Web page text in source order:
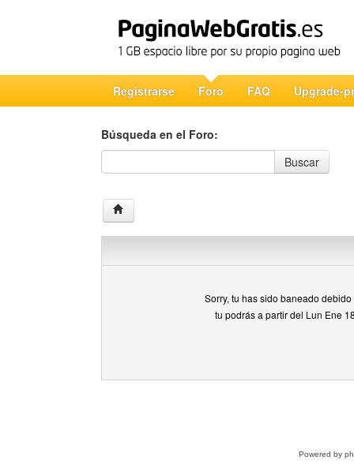
Registrarse Foro FAQ Upgrade-
Búsqueda en el Foro:
Búsqueda en el Foro
Buscar
Sorry, tu has sido baneado
tu podrás a partir del Lun Ene
Powered by